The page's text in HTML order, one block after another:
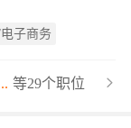
子商务
等29个职位